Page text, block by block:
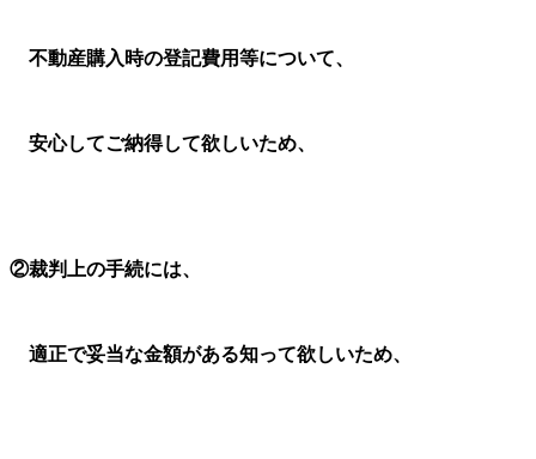
不動産購入時の登記費用等について、
安心してご納得して欲しいため、
②裁判上の手続には、
適正で妥当な金額がある知って欲しいため、